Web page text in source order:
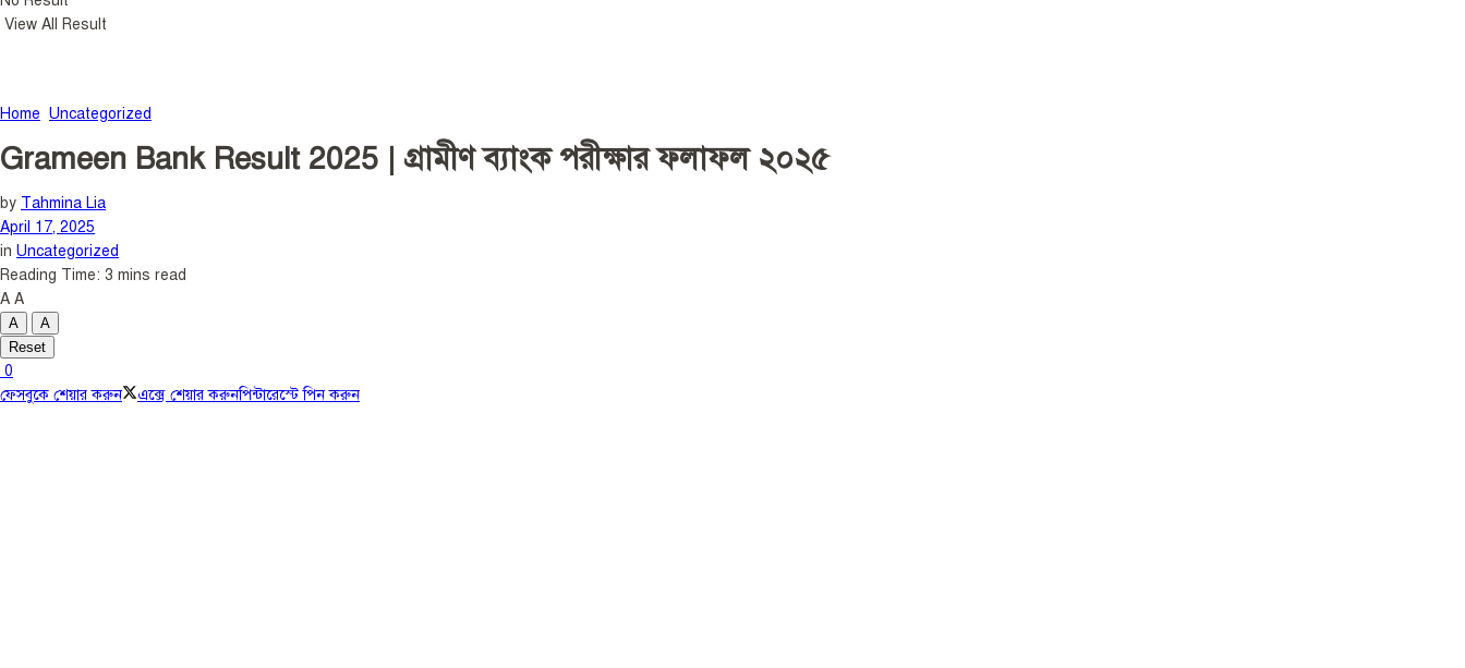
View All Result
Home Uncategorized
Grameen Bank Result 2025 | গ্রামীণ ব্যাংক পরীক্ষার ফলাফল ২০২৫
by Tahmina Lia
April 17, 2025
in Uncategorized
Reading Time: 3 mins read
A A
A
A
Reset
0
ফেসবুকে শেয়ার করুন
এক্সে শেয়ার করুনপিন্টারেস্টে পিন করুন